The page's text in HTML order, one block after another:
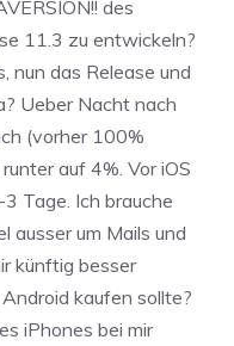
des
11.3 zu entwickeln?
nun das Release und
Ueber Nacht nach
(vorher 100%
auf 4%. Vor iOS
Tage. Ich brauche
ausser um Mails und
künftig besser
kaufen sollte?
iPhones bei mir